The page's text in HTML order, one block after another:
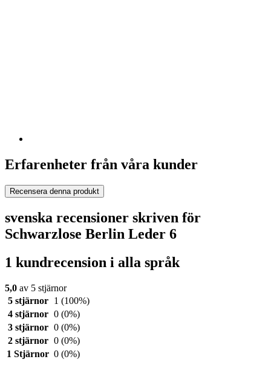
Erfarenheter från våra kunder
Recensera denna produkt
svenska recensioner skriven för
Schwarzlose Berlin Leder 6
1 kundrecension i alla språk
5,0 av 5 stjärnor
5 stjärnor
1 (100%)
4 stjärnor 0 (0%)
3 stjärnor 0 (0%)
2 stjärnor 0 (0%)
1 Stjärnor 0 (0%)